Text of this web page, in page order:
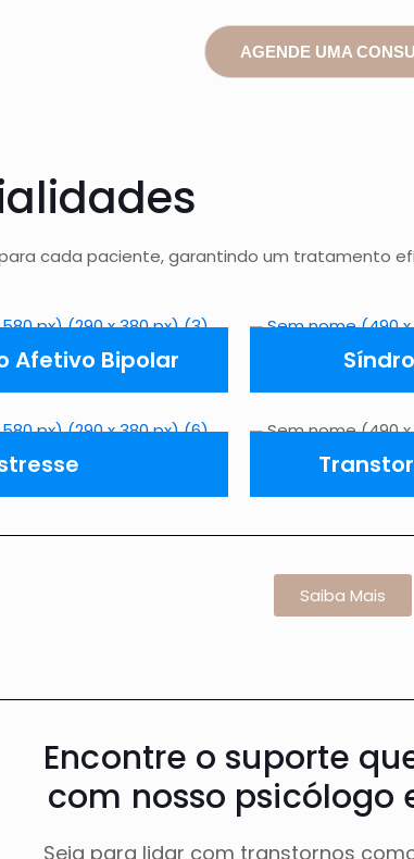
AGENDE UMA
cada paciente, garantindo um tratamento
Afetivo Bipolar
Saiba Mais
Encontre o suporte
com nosso psicólogo
Seja para lidar com transtornos